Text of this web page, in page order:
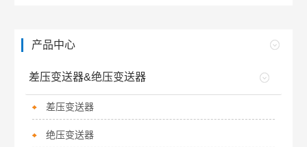
产品中心
差压变送器&绝压变送器
差压变送器
绝压变送器